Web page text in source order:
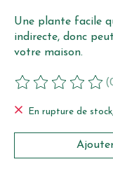
Une plante facile
indirecte, donc
votre maison.
Ce produit est
En rupture de